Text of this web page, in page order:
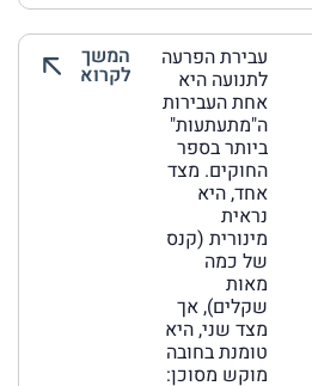
עבירת הפרעה
לתנועה היא
אחת העבירות
ה"מתעתעות"
ביותר בספר
החוקים. מצד
אחד, היא
נראית
מינורית (קנס
של כמה
מאות
שקלים), אך
מצד שני, היא
טומנת בחובה
מוקש מסוכן:
המשך
לקרוא